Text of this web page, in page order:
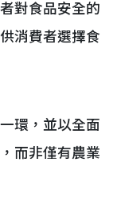
對食品安全的
消費者選擇食
環，並以全面
而非僅有農業